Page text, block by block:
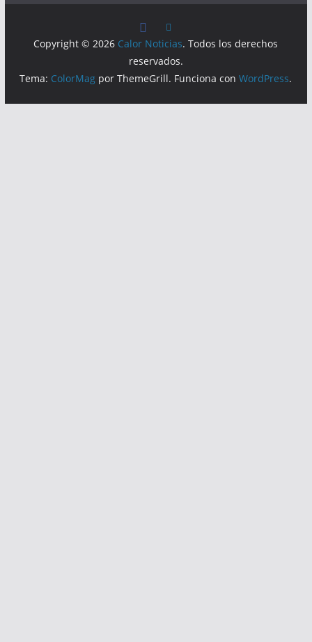
Copyright © 2026 Calor Noticias. Todos los derechos
reservados.
Tema: ColorMag por ThemeGrill. Funciona conWordPress.